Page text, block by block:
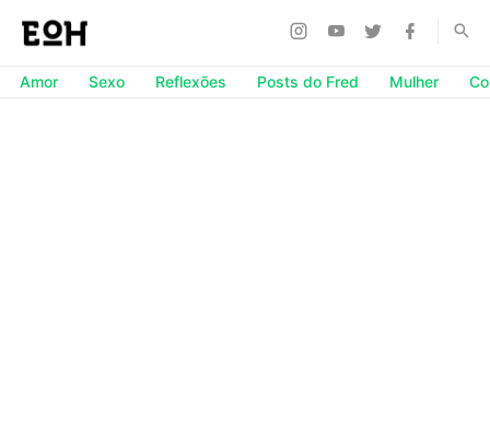
Amor Sexo Reflexões Posts do Fred Mulher